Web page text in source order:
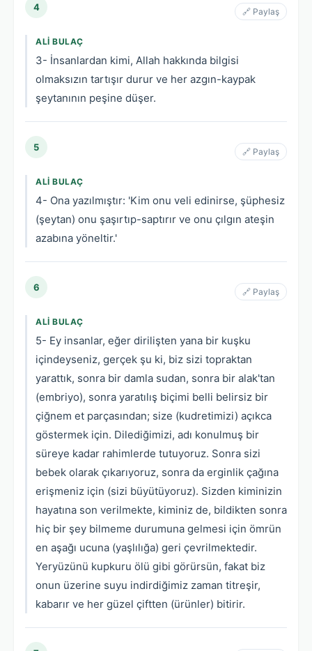
4 🔗 Paylaş
ALI BULAÇ
3- İnsanlardan kimi, Allah hakkında bilgisi
olmaksızın tartışır durur ve her azgın-kaypak
şeytanının peşine düşer.
5 🔗 Paylaş
ALI BULAÇ
4- Ona yazılmıştır: 'Kim onu veli edinirse, şüphesiz
(şeytan) onu şaşırtıp-saptırır ve onu çılgın ateşin
azabına yöneltir.'
6 🔗 Paylaş
ALI BULAÇ
5- Ey insanlar, eğer dirilişten yana bir kuşku
içindeyseniz, gerçek şu ki, biz sizi topraktan
yarattık, sonra bir damla sudan, sonra bir alak'tan
(embriyo), sonra yaratılış biçimi belli belirsiz bir
çiğnem et parçasından; size (kudretimizi) açıkca
göstermek için. Dilediğimizi, adı konulmuş bir
süreye kadar rahimlerde tutuyoruz. Sonra sizi
bebek olarak çıkarıyoruz, sonra da erginlik çağına
erişmeniz için (sizi büyütüyoruz). Sizden kiminizin
hayatına son verilmekte, kiminiz de, bildikten sonra
hiç bir şey bilmeme durumuna gelmesi için ömrün
en aşağı ucuna (yaşlılığa) geri çevrilmektedir.
Yeryüzünü kupkuru ölü gibi görürsün, fakat biz
onun üzerine suyu indirdiğimiz zaman titreşir,
kabarır ve her güzel çiftten (ürünler) bitirir.